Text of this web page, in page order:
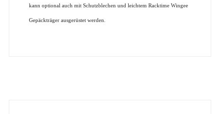
kann optional auch mit Schutzblechen und leichtem Racktime Wingee
Gepäckträger ausgerüstet werden.